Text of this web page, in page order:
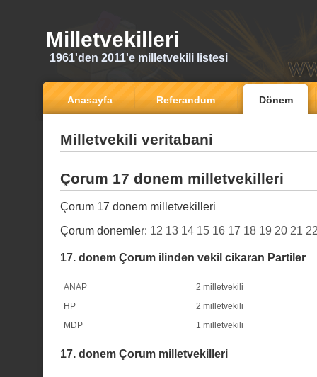
Milletvekilleri
1961'den 2011'e milletvekili listesi
Anasayfa Referandum Dönem
Milletvekili veritabani
Çorum 17 donem milletvekilleri
Çorum 17 donem milletvekilleri
Çorum donemler: 12 13 14 15 16 17 18 19 20 21
17. donem Çorum ilinden vekil cikaran Partiler
ANAP
2 milletvekili
HP
2 milletvekili
MDP
1 milletvekili
17. donem Çorum milletvekilleri